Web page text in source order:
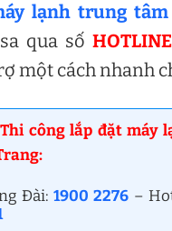
lạnh trung
qua số
một cách nhanh
công lắp đặt máy
Đài:1900 2276 –